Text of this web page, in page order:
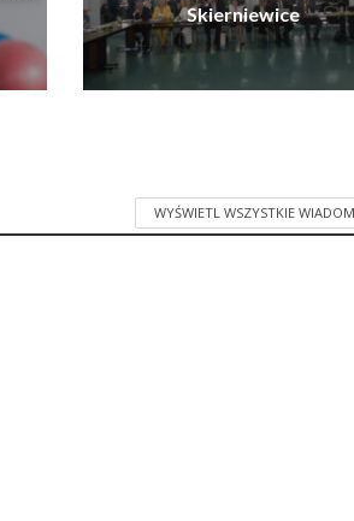
Skierniewice
WYŚWIETL WSZYSTKIE